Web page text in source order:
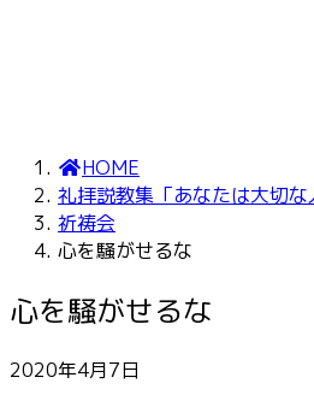
HOME
礼拝説教集「あなたは大切な
祈祷会
心を騒がせるな
心を騒がせるな
2020年4月7日